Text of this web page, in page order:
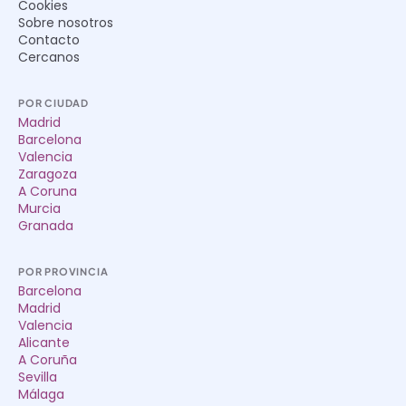
Cookies
Sobre nosotros
Contacto
Cercanos
POR CIUDAD
Madrid
Barcelona
Valencia
Zaragoza
A Coruna
Murcia
Granada
POR PROVINCIA
Barcelona
Madrid
Valencia
Alicante
A Coruña
Sevilla
Málaga